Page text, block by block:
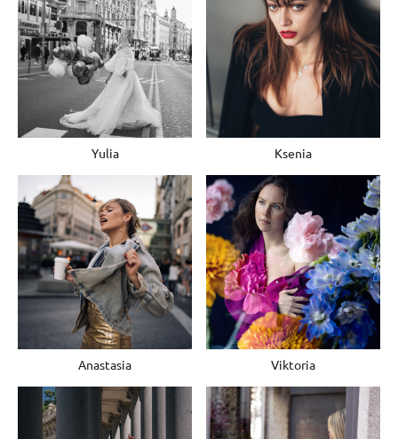
Yulia Ksenia
Anastasia Viktoria